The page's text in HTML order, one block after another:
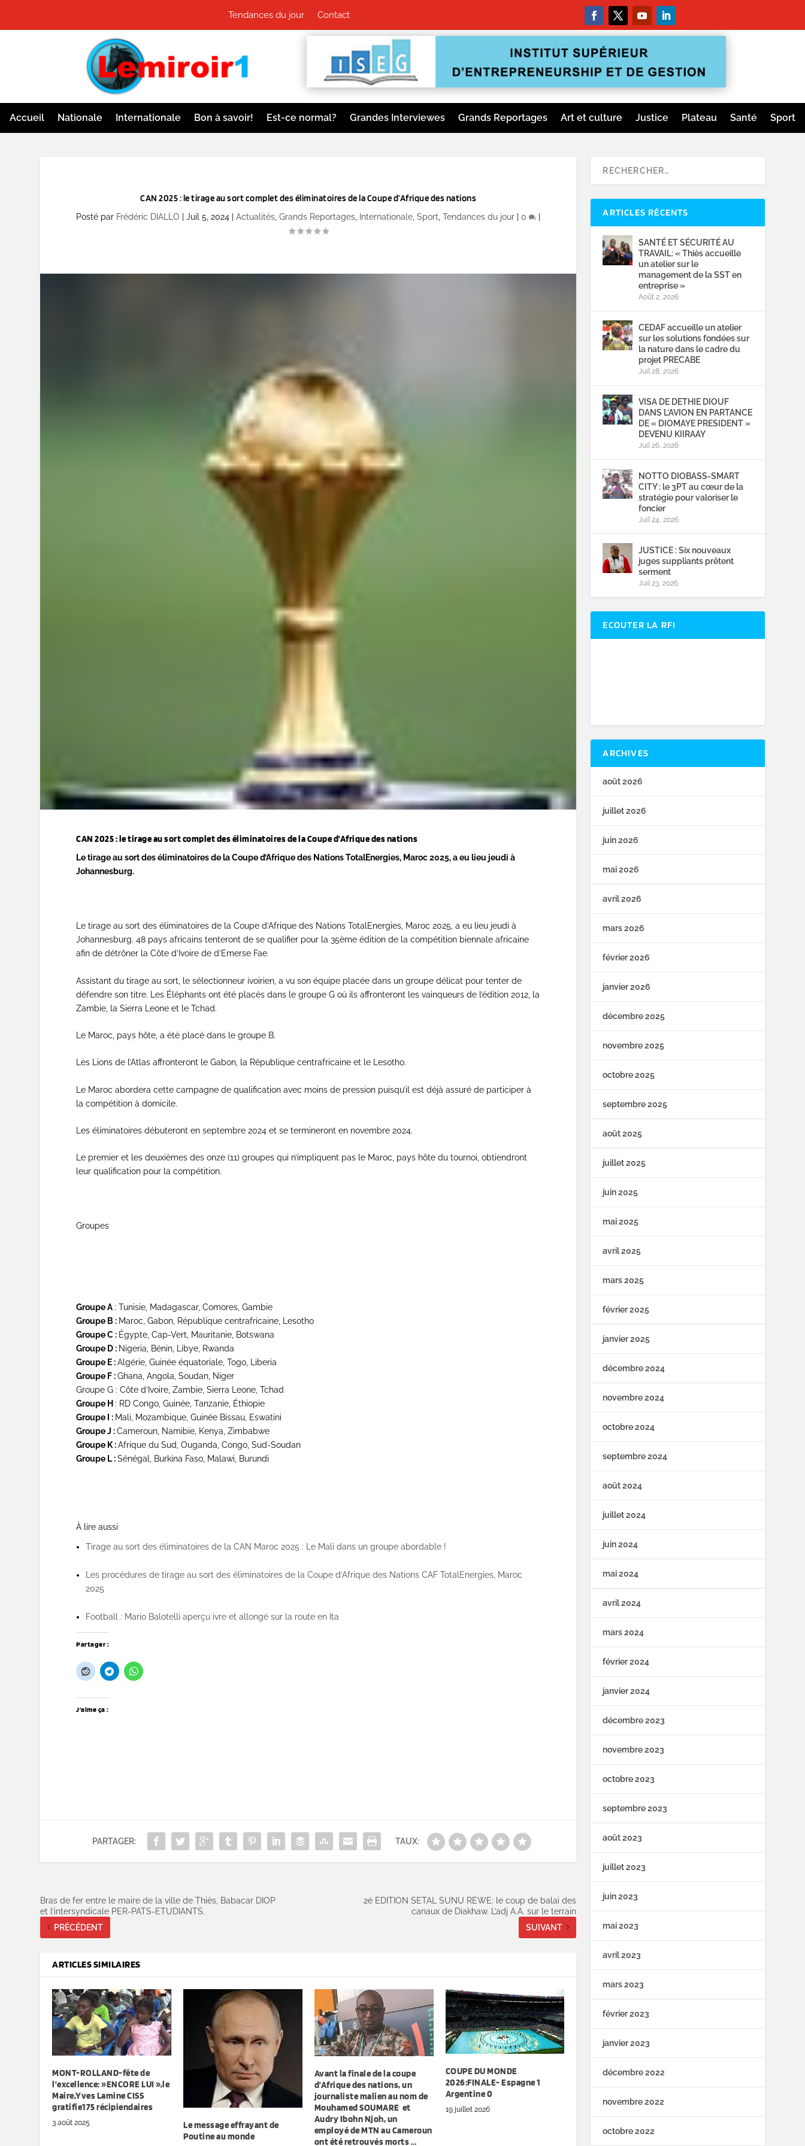
Tendances du jour Contact
Accueil Nationale Internationale Bon à savoir! Est-ce normal? Grandes Interviewes Grands Reportages Art et culture Justice Plateau Santé Sport
CAN 2025 : le tirage au sort complet des éliminatoires de la Coupe d’Afrique des nations
Posté par Frédéric DIALLO |Juil 5, 2024 |Actualités ,Grands Reportages Internationale ,Sport ,Tendances du jour |0
CAN 2025 : le tirage au sort complet des éliminatoires de la Coupe d’Afrique des nations
Le tirage au sort des éliminatoires de la Coupe d’Afrique des Nations TotalEnergies, Maroc 2025, a eu lieu jeudi à
Johannesburg.
Le tirage au sort des éliminatoires de la Coupe d’Afrique des Nations TotalEnergies, Maroc 2025, a eu lieu jeudi à
Johannesburg. 48 pays africains tenteront de se qualifier pour la 35ème édition de la compétition biennale africaine
afin de détrôner la Côte d’Ivoire de d’Emerse Fae.
Assistant du tirage au sort, le sélectionneur ivoirien, a vu son équipe placée dans un groupe délicat pour tenter de
défendre son titre. Les Éléphants ont été placés dans le groupe G où ils affronteront les vainqueurs de l’édition 2012, la
Zambie, la Sierra Leone et le Tchad.
Le Maroc, pays hôte, a été placé dans le groupe B.
Les Lions de l’Atlas affronteront le Gabon, la République centrafricaine et le Lesotho.
Le Maroc abordera cette campagne de qualification avec moins de pression puisqu’il est déjà assuré de participer à
la compétition à domicile.
Les éliminatoires débuteront en septembre 2024 et se termineront en novembre 2024.
Le premier et les deuxièmes des onze (11) groupes qui n’impliquent pas le Maroc, pays hôte du tournoi, obtiendront
leur qualification pour la compétition.
Groupes
Groupe A: Tunisie, Madagascar, Comores, Gambie
Groupe B : Maroc, Gabon, République centrafricaine, Lesotho
Groupe C : Égypte, Cap-Vert, Mauritanie, Botswana
Groupe D : Nigeria, Bénin, Libye, Rwanda
Groupe E :Algérie, Guinée équatoriale, Togo, Liberia
Groupe F :Ghana, Angola, Soudan, Niger
Groupe G : Côte d’Ivoire, Zambie, Sierra Leone, Tchad
Groupe H: RD Congo, Guinée, Tanzanie, Éthiopie
Groupe I : Mali, Mozambique, Guinée Bissau, Eswatini
Groupe J :Cameroun, Namibie, Kenya, Zimbabwe
Groupe K :Afrique du Sud, Ouganda, Congo, Sud-Soudan
Groupe L :Sénégal, Burkina Faso, Malawi, Burundi
À lire aussi
Tirage au sort des éliminatoires de la CAN Maroc 2025 : Le Mali dans un groupe abordable !
Les procédures de tirage au sort des éliminatoires de la Coupe d’Afrique des Nations CAF TotalEnergies, Maroc
2025
Football : Mario Balotelli aperçu ivre et allongé sur la route en Ita
Partager :
J’aime ça :
PARTAGER: TAUX:
Bras de fer entre le maire de la ville de Thiès, Babacar DIOP
et l’intersyndicale PER-PATS-ETUDIANTS.
PRÉCÉDENT
2é EDITION SETAL SUNU REWE: le coup de balai des
canaux de Diakhaw. L’adj A.A. sur le terrain
SUIVANT
ARTICLES SIMILAIRES
MONT-ROLLAND-fête de
l’excellence: »ENCORE LUI »,le
Maire,Yves Lamine CISS
gratifie175 récipiendaires
3 août 2025
Le message effrayant de
Poutine au monde
Avant la finale de la coupe
d’Afrique des nations, un
journaliste malien au nom de
Mouhamed SOUMARE et
Audry Ibohn Njoh, un
employé de MTN au Cameroun
ont été retrouvés morts …
COUPE DU MONDE
2026:FINALE- Espagne 1
Argentine 0
19 juillet 2026
ARTICLES RÉCENTS
SANTÉ ET SÉCURITÉ AU
TRAVAIL: « Thiès accueille
un atelier sur le
management de la SST en
entreprise »
Août 2, 2026
CEDAF accueille un atelier
sur les solutions fondées sur
la nature dans le cadre du
projet PRECABE
Juil 28, 2026
VISA DE DETHIE DIOUF
DANS L’AVION EN PARTANCE
DE « DIOMAYE PRESIDENT »
DEVENU KIIRAAY
Juil 26, 2026
NOTTO DIOBASS-SMART
CITY : le 3PT au cœur de la
stratégie pour valoriser le
foncier
Juil 24, 2026
JUSTICE : Six nouveaux
juges suppliants prêtent
serment
Juil 23, 2026
ECOUTER LA RFI
ARCHIVES
août 2026
juillet 2026
juin 2026
mai 2026
avril 2026
mars 2026
février 2026
janvier 2026
décembre 2025
novembre 2025
octobre 2025
septembre 2025
août 2025
juillet 2025
juin 2025
mai 2025
avril 2025
mars 2025
février 2025
janvier 2025
décembre 2024
novembre 2024
octobre 2024
septembre 2024
août 2024
juillet 2024
juin 2024
mai 2024
avril 2024
mars 2024
février 2024
janvier 2024
décembre 2023
novembre 2023
octobre 2023
septembre 2023
août 2023
juillet 2023
juin 2023
mai 2023
avril 2023
mars 2023
février 2023
janvier 2023
décembre 2022
novembre 2022
octobre 2022